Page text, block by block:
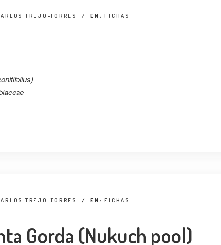
TREJO-TORRES / EN: FICHAS
TREJO-TORRES / EN: FICHAS
Gorda (Nukuch pool)